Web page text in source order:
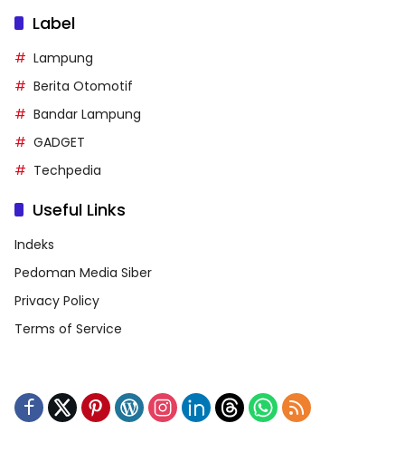
Label
Lampung
Berita Otomotif
Bandar Lampung
GADGET
Techpedia
Useful Links
Indeks
Pedoman Media Siber
Privacy Policy
Terms of Service